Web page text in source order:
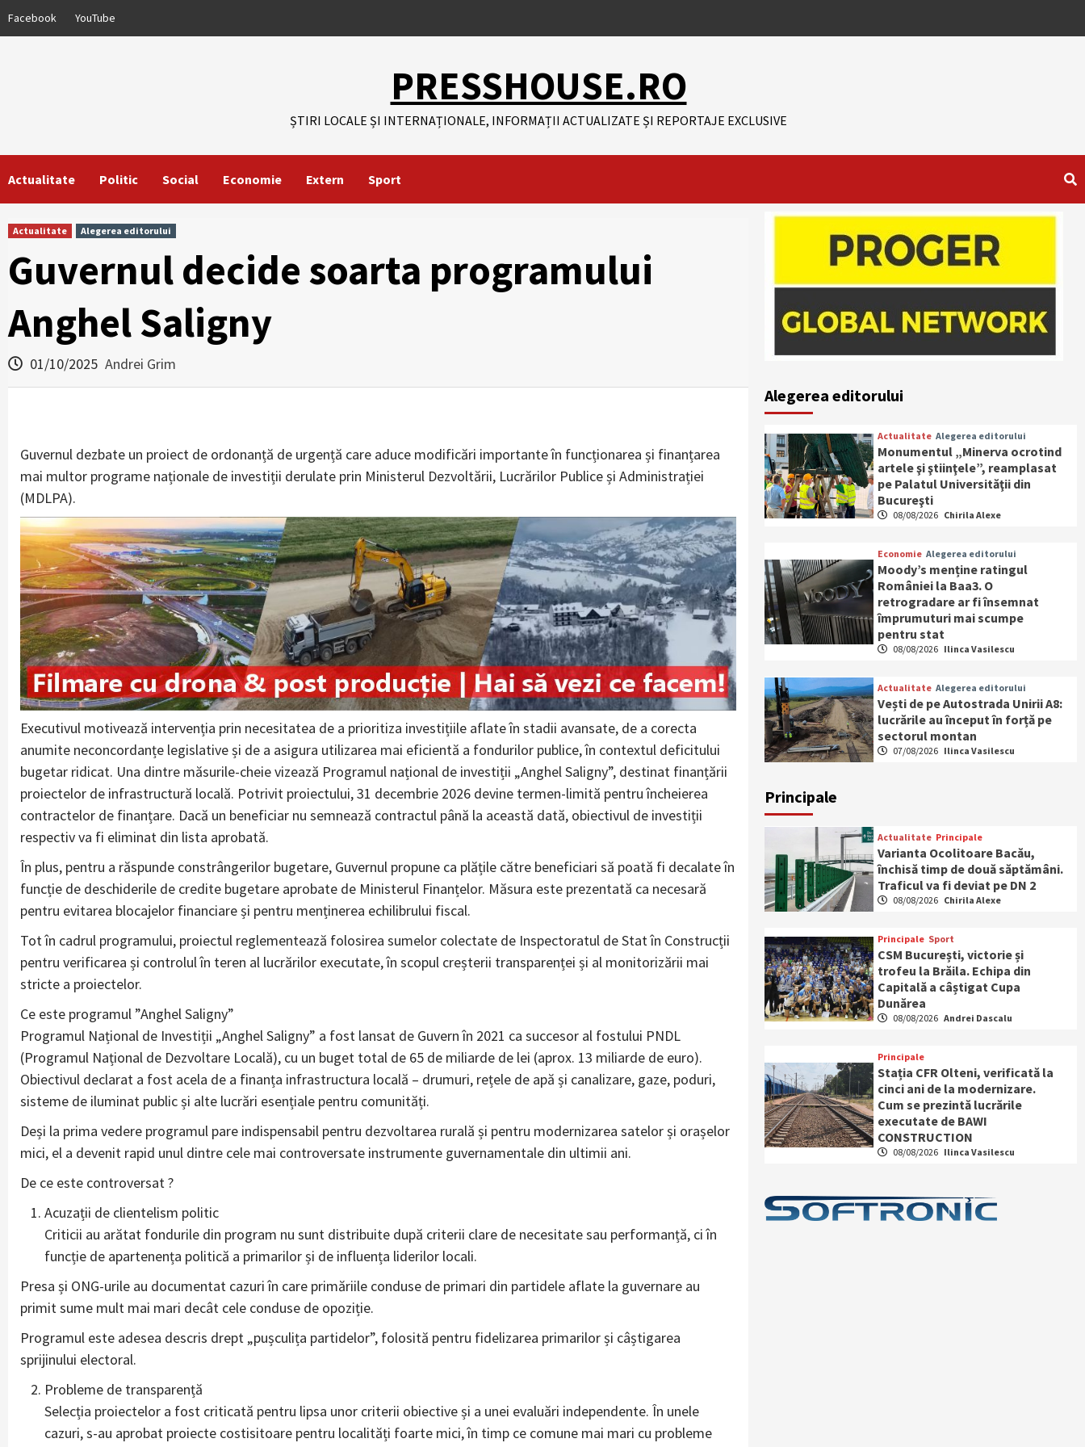
Facebook YouTube
PRESSHOUSE.RO
ȘTIRI LOCALE ȘI INTERNAȚIONALE, INFORMAȚII ACTUALIZATE ȘI REPORTAJE EXCLUSIVE
Actualitate Politic Social Economie Extern Sport
Actualitate Alegerea editorului
Guvernul decide soarta programului
Anghel Saligny
01/10/2025 Andrei Grim
Guvernul dezbate un proiect de ordonanță de urgență care aduce modificări importante în funcționarea și finanțarea
mai multor programe naționale de investiții derulate prin Ministerul Dezvoltării, Lucrărilor Publice și Administrației
(MDLPA).
Executivul motivează intervenția prin necesitatea de a prioritiza investițiile aflate în stadii avansate, de a corecta
anumite neconcordanțe legislative și de a asigura utilizarea mai eficientă a fondurilor publice, în contextul deficitului
bugetar ridicat. Una dintre măsurile-cheie vizează Programul național de investiții „Anghel Saligny”, destinat finanțării
proiectelor de infrastructură locală. Potrivit proiectului, 31 decembrie 2026 devine termen-limită pentru încheierea
contractelor de finanțare. Dacă un beneficiar nu semnează contractul până la această dată, obiectivul de investiții
respectiv va fi eliminat din lista aprobată.
În plus, pentru a răspunde constrângerilor bugetare, Guvernul propune ca plățile către beneficiari să poată fi decalate în
funcție de deschiderile de credite bugetare aprobate de Ministerul Finanțelor. Măsura este prezentată ca necesară
pentru evitarea blocajelor financiare și pentru menținerea echilibrului fiscal.
Tot în cadrul programului, proiectul reglementează folosirea sumelor colectate de Inspectoratul de Stat în Construcții
pentru verificarea și controlul în teren al lucrărilor executate, în scopul creșterii transparenței și al monitorizării mai
stricte a proiectelor.
Ce este programul ”Anghel Saligny”
Programul Național de Investiții „Anghel Saligny” a fost lansat de Guvern în 2021 ca succesor al fostului PNDL
(Programul Național de Dezvoltare Locală), cu un buget total de 65 de miliarde de lei (aprox. 13 miliarde de euro).
Obiectivul declarat a fost acela de a finanța infrastructura locală – drumuri, rețele de apă și canalizare, gaze, poduri,
sisteme de iluminat public și alte lucrări esențiale pentru comunități.
Deși la prima vedere programul pare indispensabil pentru dezvoltarea rurală și pentru modernizarea satelor și orașelor
mici, el a devenit rapid unul dintre cele mai controversate instrumente guvernamentale din ultimii ani.
De ce este controversat ?
Acuzații de clientelism politic
Criticii au arătat fondurile din program nu sunt distribuite după criterii clare de necesitate sau performanță, ci în
funcție de apartenența politică a primarilor și de influența liderilor locali.
Presa și ONG-urile au documentat cazuri în care primăriile conduse de primari din partidele aflate la guvernare au
primit sume mult mai mari decât cele conduse de opoziție.
Programul este adesea descris drept „pușculița partidelor”, folosită pentru fidelizarea primarilor și câștigarea
sprijinului electoral.
Probleme de transparență
Selecția proiectelor a fost criticată pentru lipsa unor criterii obiective și a unei evaluări independente. În unele
cazuri, s-au aprobat proiecte costisitoare pentru localități foarte mici, în timp ce comune mai mari cu probleme
Alegerea editorului
Actualitate Alegerea editorului
Monumentul „Minerva ocrotind
artele şi ştiinţele”, reamplasat
pe Palatul Universităţii din
Bucureşti
08/08/2026 Chirila Alexe
Economie Alegerea editorului
Moody’s menține ratingul
României la Baa3. O
retrogradare ar fi însemnat
împrumuturi mai scumpe
pentru stat
08/08/2026 Ilinca Vasilescu
Actualitate Alegerea editorului
Vești de pe Autostrada Unirii A8:
lucrările au început în forță pe
sectorul montan
07/08/2026 Ilinca Vasilescu
Principale
Actualitate Principale
Varianta Ocolitoare Bacău,
închisă timp de două săptămâni.
Traficul va fi deviat pe DN 2
08/08/2026 Chirila Alexe
Principale Sport
CSM București, victorie și
trofeu la Brăila. Echipa din
Capitală a câștigat Cupa
Dunărea
08/08/2026 Andrei Dascalu
Principale
Stația CFR Olteni, verificată la
cinci ani de la modernizare.
Cum se prezintă lucrările
executate de BAWI
CONSTRUCTION
08/08/2026 Ilinca Vasilescu